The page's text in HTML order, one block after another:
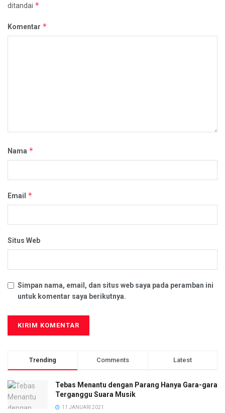
ditandai *
Komentar *
Nama *
Email *
Situs Web
Simpan nama, email, dan situs web saya pada peramban ini
untuk komentar saya berikutnya.
Trending Comments Latest
Tebas Menantu dengan Parang Hanya Gara-gara
Terganggu Suara Musik
11 JANUARI 2021